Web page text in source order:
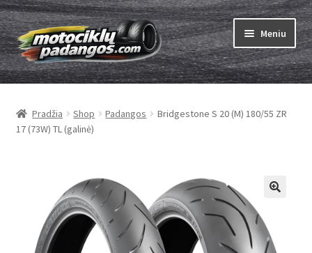
Pereiti
prie
meniu
Pereiti
prie
turinio
Meniu
Padangos
menu
Kameros
menu
Kaip užsisakyti
Testų
Pradžia Shop Padangos
Bridgestone S 20 (M) 180/55 ZR
17 (73W) TL (galinė)